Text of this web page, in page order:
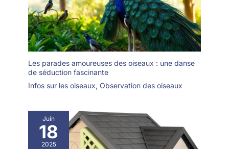
Les parades amoureuses des oiseaux : une danse
de séduction fascinante
Infos sur les oiseaux, Observation des oiseaux
Juin
18
2025